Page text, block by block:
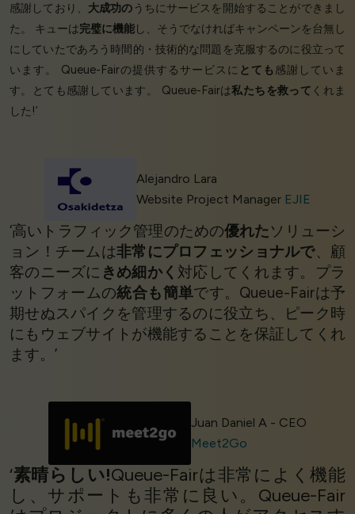
感謝しており、 大成功の うちにサービスを開始することができまし
た。 キューは完璧に機能し、そうでなければキャンペーンを台無し
にしていたであろう時間的・技術的な問題を克服するのに役立って
います。 Queue-Fairの提供するサービスに とても 感謝していま
す。とても感謝しています。 Queue-Fairは私たちを救って くれま
した!’
Alejandro Lara
Website Project Manager EJIE
‘高いトラフィック管理のための優れたソリューシ
ョン！チームは非常にプロフェッショナルで、顧
客のニーズに きめ細かく 対応してくれます。プラ
ットフォームの統合も簡単です。Queue-Fairは予
期せぬスパイクを管理するのに役立ち、ピーク時
にもウェブサイトが機能することを保証してくれ
ます。’
Juan Daniel A - CEO
Meet2Go
‘素晴らしい!Queue-Fairは非常によく機能
し、サポートも非常に良い。Queue-Fair